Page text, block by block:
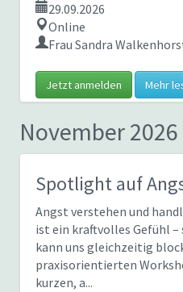
29.09.2026
Online
Frau Sandra
Jetzt anmelden Mehr
November 2026
Spotlight auf
Angst verstehen und
ist ein kraftvolles Gefühl
kann uns gleichzeitig
praxisorientierten
kurzen, a...